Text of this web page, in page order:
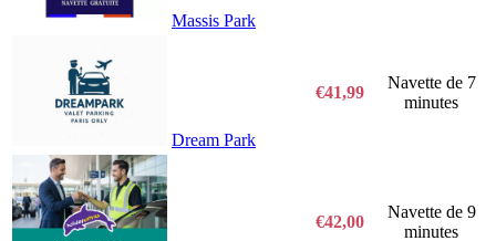
Massis Park
Dream Park
€41,99
Navette de 7
minutes
€42,00
Navette de 9
minutes